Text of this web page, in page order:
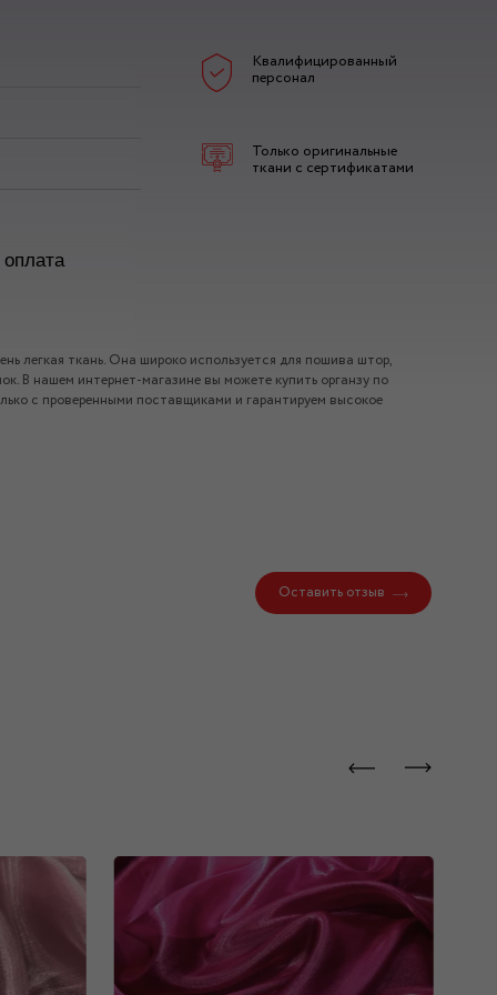
Квалифицированный
персонал
Только оригинальные
ткани с сертификатами
легкая ткань. Она широко используется для пошива штор,
В нашем интернет-магазине вы можете купить органзу по
с проверенными поставщиками и гарантируем высокое
Оставить отзыв